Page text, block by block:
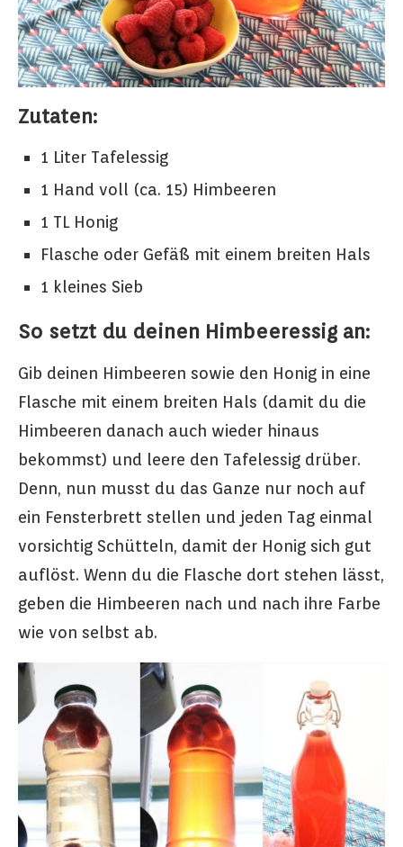
Zutaten:
1 Liter Tafelessig
1 Hand voll (ca. 15) Himbeeren
1 TL Honig
Flasche oder Gefäß mit einem breiten Hals
1 kleines Sieb
So setzt du deinen Himbeeressig an:
Gib deinen Himbeeren sowie den Honig in eine
Flasche mit einem breiten Hals (damit du die
Himbeeren danach auch wieder hinaus
bekommst) und leere den Tafelessig drüber.
Denn, nun musst du das Ganze nur noch auf
ein Fensterbrett stellen und jeden Tag einmal
vorsichtig Schütteln, damit der Honig sich gut
auflöst. Wenn du die Flasche dort stehen lässt,
geben die Himbeeren nach und nach ihre Farbe
wie von selbst ab.